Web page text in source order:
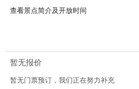
查看景点简介及开放时间
暂无报价
暂无门票预订，我们正在努力补充